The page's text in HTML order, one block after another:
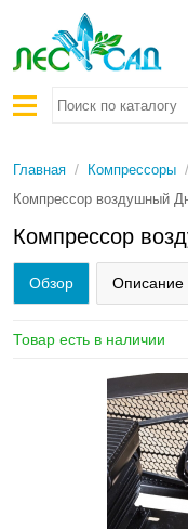
Главная / Компрессоры /
Компрессор воздушный
Компрессор
Обзор Описание
Товар есть в наличии